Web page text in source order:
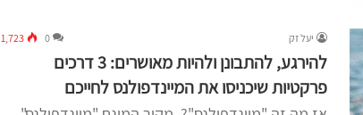
יעל זק 0
1,723
להירגע, להתבונן ולהיות מאושרים: 3 דרכים
פרקטיות שיכניסו את המיינדפולנס לחייכם